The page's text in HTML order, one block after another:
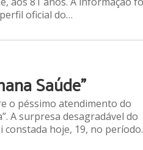
oficial do…
Saúde”
o péssimo atendimento do
A surpresa desagradável do
constada hoje, 19, no